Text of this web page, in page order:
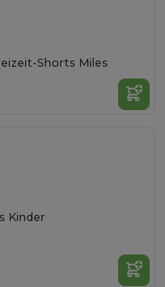
Shorts Miles
Kinder